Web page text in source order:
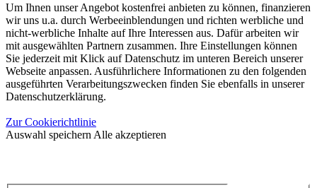
Um Ihnen unser Angebot kostenfrei anbieten zu können, finanzieren
wir uns u.a. durch Werbeeinblendungen und richten werbliche und
nicht-werbliche Inhalte auf Ihre Interessen aus. Dafür arbeiten wir
mit ausgewählten Partnern zusammen. Ihre Einstellungen können
Sie jederzeit mit Klick auf Datenschutz im unteren Bereich unserer
Webseite anpassen. Ausführlichere Informationen zu den folgenden
ausgeführten Verarbeitungszwecken finden Sie ebenfalls in unserer
Datenschutzerklärung.
Zur Cookierichtlinie
Auswahl speichern Alle akzeptieren